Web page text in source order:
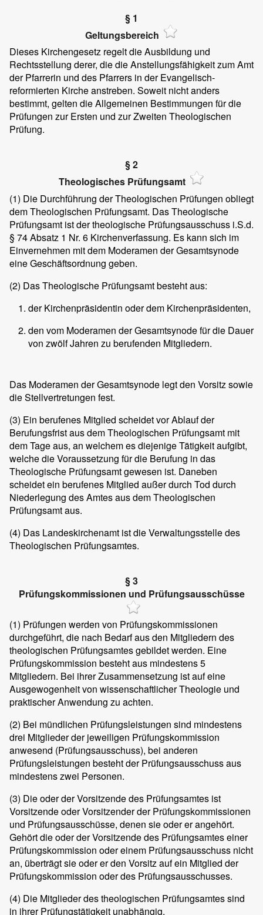
§ 1
Geltungsbereich
Dieses Kirchengesetz regelt die Ausbildung und
Rechtsstellung derer, die die Anstellungsfähigkeit zum Amt
der Pfarrerin und des Pfarrers in der Evangelisch-
reformierten Kirche anstreben. Soweit nicht anders
bestimmt, gelten die Allgemeinen Bestimmungen für die
Prüfungen zur Ersten und zur Zweiten Theologischen
Prüfung.
§ 2
Theologisches Prüfungsamt
(1) Die Durchführung der Theologischen Prüfungen obliegt
dem Theologischen Prüfungsamt. Das Theologische
Prüfungsamt ist der theologische Prüfungsausschuss i.S.d.
§ 74 Absatz 1 Nr. 6 Kirchenverfassung. Es kann sich im
Einvernehmen mit dem Moderamen der Gesamtsynode
eine Geschäftsordnung geben.
(2) Das Theologische Prüfungsamt besteht aus:
der Kirchenpräsidentin oder dem Kirchenpräsidenten,
den vom Moderamen der Gesamtsynode für die Dauer
von zwölf Jahren zu berufenden Mitgliedern.
Das Moderamen der Gesamtsynode legt den Vorsitz sowie
die Stellvertretungen fest.
(3) Ein berufenes Mitglied scheidet vor Ablauf der
Berufungsfrist aus dem Theologischen Prüfungsamt mit
dem Tage aus, an welchem es diejenige Tätigkeit aufgibt,
welche die Voraussetzung für die Berufung in das
Theologische Prüfungsamt gewesen ist. Daneben
scheidet ein berufenes Mitglied außer durch Tod durch
Niederlegung des Amtes aus dem Theologischen
Prüfungsamt aus.
(4) Das Landeskirchenamt ist die Verwaltungsstelle des
Theologischen Prüfungsamtes.
§ 3
Prüfungskommissionen und Prüfungsausschüsse
(1) Prüfungen werden von Prüfungskommissionen
durchgeführt, die nach Bedarf aus den Mitgliedern des
theologischen Prüfungsamtes gebildet werden. Eine
Prüfungskommission besteht aus mindestens 5
Mitgliedern. Bei ihrer Zusammensetzung ist auf eine
Ausgewogenheit von wissenschaftlicher Theologie und
praktischer Anwendung zu achten.
(2) Bei mündlichen Prüfungsleistungen sind mindestens
drei Mitglieder der jeweiligen Prüfungskommission
anwesend (Prüfungsausschuss), bei anderen
Prüfungsleistungen besteht der Prüfungsausschuss aus
mindestens zwei Personen.
(3) Die oder der Vorsitzende des Prüfungsamtes ist
Vorsitzende oder Vorsitzender der Prüfungskommissionen
und Prüfungsausschüsse, denen sie oder er angehört.
Gehört die oder der Vorsitzende des Prüfungsamtes einer
Prüfungskommission oder einem Prüfungsausschuss nicht
an, überträgt sie oder er den Vorsitz auf ein Mitglied der
Prüfungskommission oder des Prüfungsausschusses.
(4) Die Mitglieder des theologischen Prüfungsamtes sind
in ihrer Prüfungstätigkeit unabhängig.